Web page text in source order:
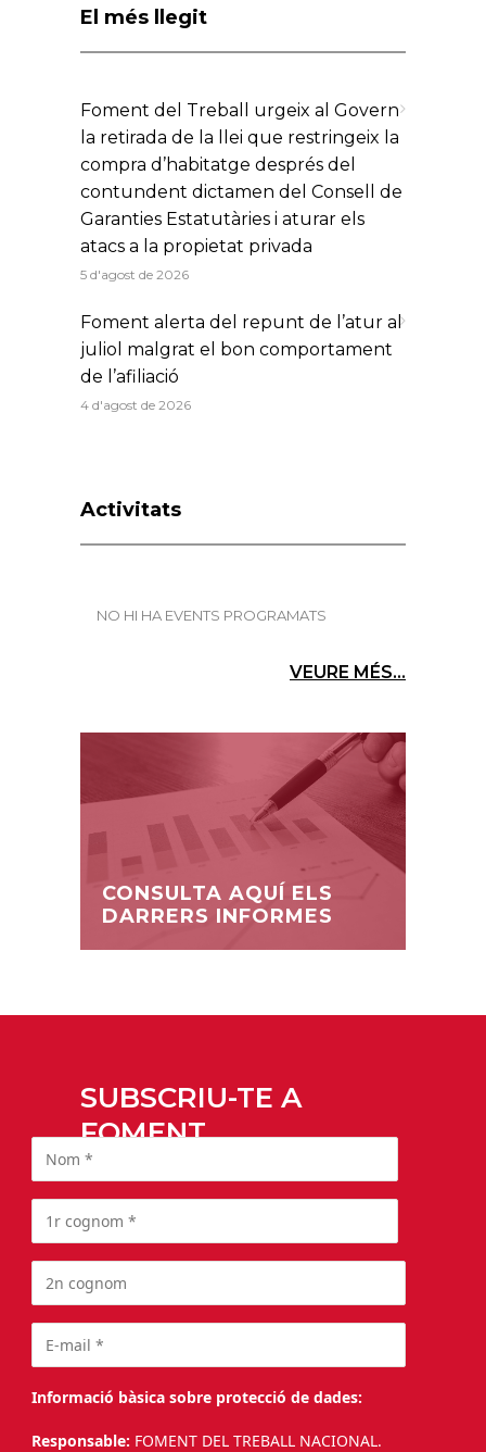
El més llegit
Foment del Treball urgeix al Govern
la retirada de la llei que restringeix la
compra d’habitatge després del
contundent dictamen del Consell de
Garanties Estatutàries i aturar els
atacs a la propietat privada
5 d'agost de 2026
Foment alerta del repunt de l’atur al
juliol malgrat el bon comportament
de l’afiliació
4 d'agost de 2026
Activitats
NO HI HA EVENTS PROGRAMATS
VEURE MÉS...
CONSULTA AQUÍ ELS
DARRERS INFORMES
SUBSCRIU-TE A
FOMENT
Informació bàsica sobre protecció de dades:
Responsable: FOMENT DEL TREBALL NACIONAL.